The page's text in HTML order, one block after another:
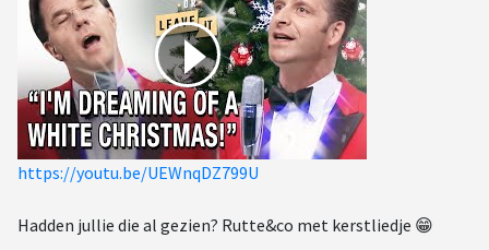
https://youtu.be/UEWnqDZ799U
Hadden jullie die al gezien? Rutte&co met kerstliedje 😁